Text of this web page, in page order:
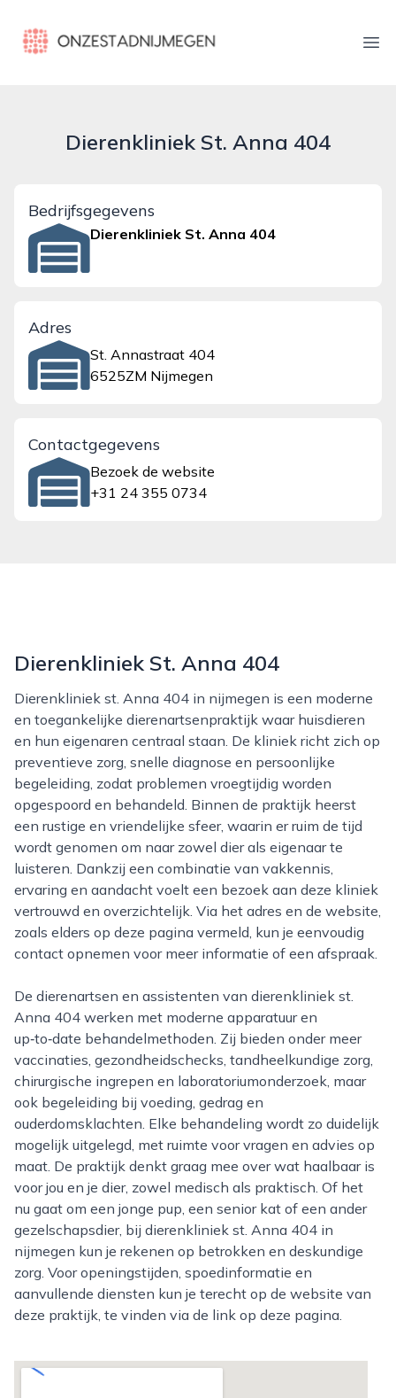
onzestadnijmegen.nl
Dierenkliniek St. Anna 404
Bedrijfsgegevens
Dierenkliniek St. Anna 404
Adres
St. Annastraat 404
6525ZM Nijmegen
Contactgegevens
Bezoek de website
+31 24 355 0734
Dierenkliniek St. Anna 404
Dierenkliniek st. Anna 404 in nijmegen is een moderne
en toegankelijke dierenartsenpraktijk waar huisdieren
en hun eigenaren centraal staan. De kliniek richt zich op
preventieve zorg, snelle diagnose en persoonlijke
begeleiding, zodat problemen vroegtijdig worden
opgespoord en behandeld. Binnen de praktijk heerst
een rustige en vriendelijke sfeer, waarin er ruim de tijd
wordt genomen om naar zowel dier als eigenaar te
luisteren. Dankzij een combinatie van vakkennis,
ervaring en aandacht voelt een bezoek aan deze kliniek
vertrouwd en overzichtelijk. Via het adres en de website,
zoals elders op deze pagina vermeld, kun je eenvoudig
contact opnemen voor meer informatie of een afspraak.
De dierenartsen en assistenten van dierenkliniek st.
Anna 404 werken met moderne apparatuur en
up‑to‑date behandelmethoden. Zij bieden onder meer
vaccinaties, gezondheidschecks, tandheelkundige zorg,
chirurgische ingrepen en laboratoriumonderzoek, maar
ook begeleiding bij voeding, gedrag en
ouderdomsklachten. Elke behandeling wordt zo duidelijk
mogelijk uitgelegd, met ruimte voor vragen en advies op
maat. De praktijk denkt graag mee over wat haalbaar is
voor jou en je dier, zowel medisch als praktisch. Of het
nu gaat om een jonge pup, een senior kat of een ander
gezelschapsdier, bij dierenkliniek st. Anna 404 in
nijmegen kun je rekenen op betrokken en deskundige
zorg. Voor openingstijden, spoedinformatie en
aanvullende diensten kun je terecht op de website van
deze praktijk, te vinden via de link op deze pagina.